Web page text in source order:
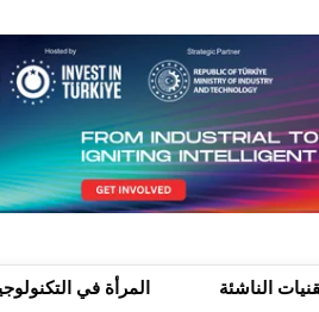
الناشئة المرأة في